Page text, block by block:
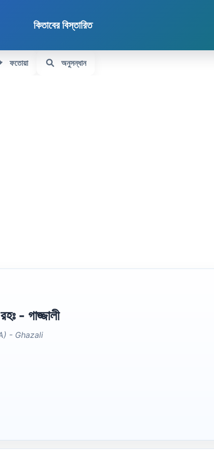
কিতাবের বিস্তারিত
ফতোয়া অনুসন্ধান
- গাজ্জালী
- Ghazali